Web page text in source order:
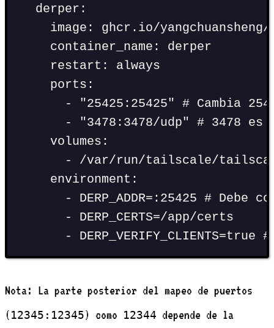
derper :
image :
ghcr.io/
container_name :
derper
restart :
always
ports :
-
"25425:25425"
# Cambia
-
"3478:3478/udp"
# 3478 es
volumes :
-
/var/run/tailscale/
environment :
-
DERP_ADDR=:25425 # Debe
-
DERP_CERTS=/app/certs
-
DERP_VERIFY_CLIENTS=true
Nota: La parte posterior del mapeo de puertos
(12345:12345) como 12344 depende de la